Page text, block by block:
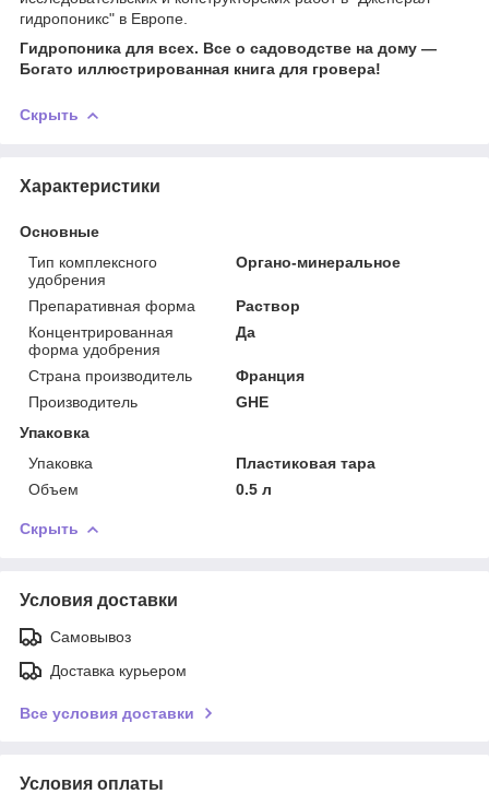
гидропоникс" в Европе.
Гидропоника для всех. Все о садоводстве на дому —
Богато иллюстрированная книга для гровера!
Скрыть
Характеристики
Основные
Тип комплексного
удобрения
Органо-минеральное
Препаративная форма
Раствор
Концентрированная
форма удобрения
Да
Страна производитель
Франция
Производитель
GHE
Упаковка
Упаковка
Пластиковая тара
Объем
0.5 л
Скрыть
Условия доставки
Самовывоз
Доставка курьером
Все условия доставки
Условия оплаты